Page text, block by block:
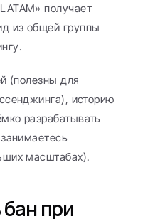
получает
из общей группы
(полезны для
историю
разрабатывать
масштабах).
при